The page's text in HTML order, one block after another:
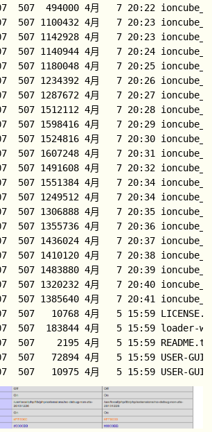
507  494000 4月   7 20:22
507 1100432 4月   7 20:23
507 1142928 4月   7 20:23
507 1140944 4月   7 20:24
507 1180048 4月   7 20:25
507 1234392 4月   7 20:26
507 1287672 4月   7 20:27
507 1512112 4月   7 20:28
507 1598416 4月   7 20:29
507 1524816 4月   7 20:30
507 1607248 4月   7 20:31
507 1491608 4月   7 20:32
507 1551384 4月   7 20:34
507 1249512 4月   7 20:34
507 1306888 4月   7 20:35
507 1355736 4月   7 20:36
507 1436024 4月   7 20:37
507 1410120 4月   7 20:38
507 1483880 4月   7 20:39
507 1320232 4月   7 20:40
507 1385640 4月   7 20:41
507   10768 4月   5 15:59
507  183844 4月   5 15:59 loader-
507    2195 4月   5 15:59
72894 4月   5 15:59 USER-